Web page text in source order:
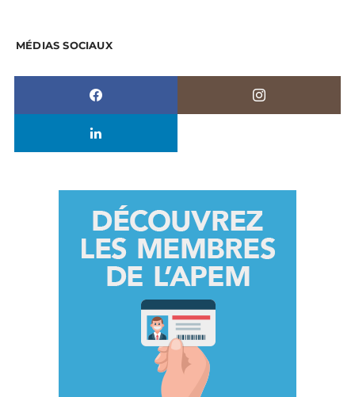
MÉDIAS SOCIAUX